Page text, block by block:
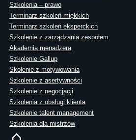
Szkolenia – prawo
Terminarz szkoleń miękkich
Terminarz szkoleń eksperckich
Szkolenie z zarządzania zespołem
Akademia menadżera
Szkolenie Gallup
Skolenie z motywowania
Szkolenie z asertywności
Szkolenie z negocjacji
Szkolenia z obsługi klienta
Szkolenie talent management
Szkolenia dla mistrzów